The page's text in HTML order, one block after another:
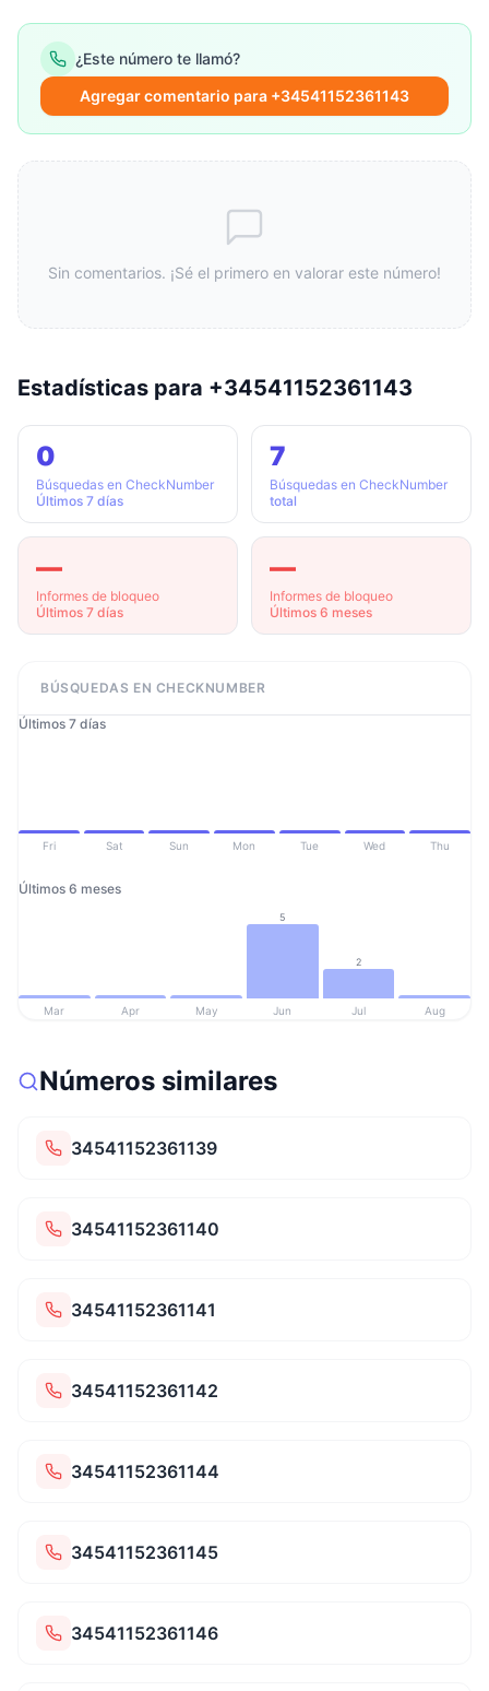
¿Este número te llamó?
Agregar comentario para +34541152361143
Sin comentarios. ¡Sé el primero en valorar este número!
Estadísticas para +34541152361143
0
Búsquedas en CheckNumber
Últimos 7 días
7
Búsquedas en CheckNumber
total
—
Informes de bloqueo
Últimos 7 días
—
Informes de bloqueo
Últimos 6 meses
BÚSQUEDAS EN CHECKNUMBER
Últimos 7 días
Fri Sat Sun Mon Tue Wed Thu
Últimos 6 meses
5
2
Mar Apr May Jun Jul Aug
Números similares
34541152361139
34541152361140
34541152361141
34541152361142
34541152361144
34541152361145
34541152361146